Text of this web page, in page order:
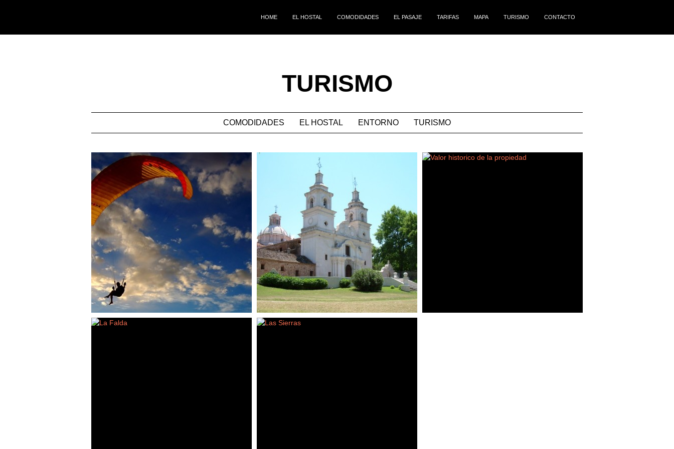
HOME EL HOSTAL COMODIDADES EL PASAJE TARIFAS MAPA TURISMO CONTACTO
TURISMO
COMODIDADES EL HOSTAL ENTORNO TURISMO